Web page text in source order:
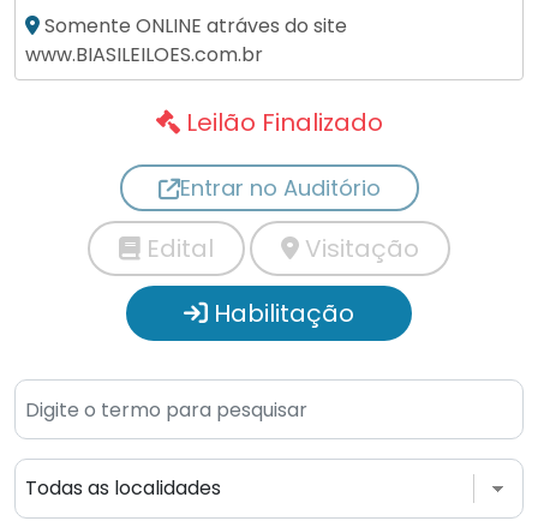
Somente ONLINE atráves do site
www.BIASILEILOES.com.br
Leilão Finalizado
Entrar no Auditório
Edital
Visitação
Habilitação